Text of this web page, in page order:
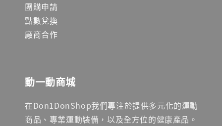
團購申請
點數兌換
廠商合作
動一動商城
在Don1DonShop我們專注於提供多元化的運動
商品、專業運動裝備，以及全方位的健康產品。